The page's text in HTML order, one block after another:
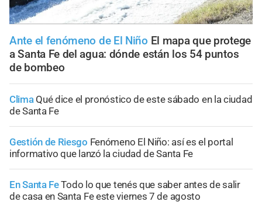
Ante el fenómeno de El Niño El mapa que protege
a Santa Fe del agua: dónde están los 54 puntos
de bombeo
Clima Qué dice el pronóstico de este sábado en la ciudad
de Santa Fe
Gestión de Riesgo Fenómeno El Niño: así es el portal
informativo que lanzó la ciudad de Santa Fe
En Santa FeTodo lo que tenés que saber antes de salir
de casa en Santa Fe este viernes 7 de agosto